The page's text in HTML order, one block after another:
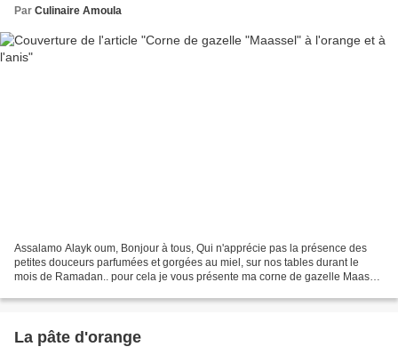
Par Culinaire Amoula
Assalamo Alayk oum, Bonjour à tous, Qui n'apprécie pas la présence des
petites douceurs parfumées et gorgées au miel, sur nos tables durant le
mois de Ramadan.. pour cela je vous présente ma corne de gazelle Maassel
La pâte d'orange